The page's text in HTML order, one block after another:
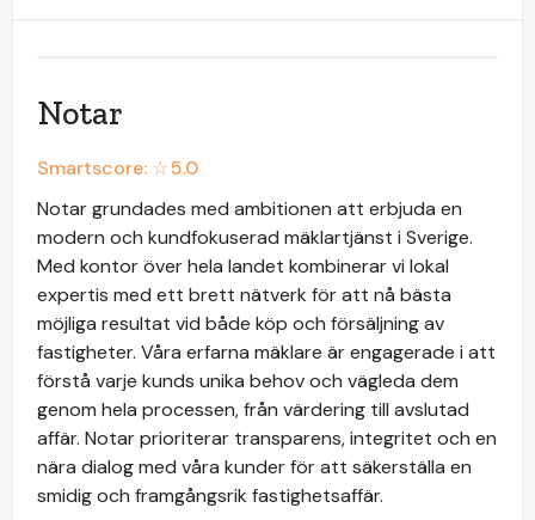
Notar
Smartscore: ☆5.0
Notar grundades med ambitionen att erbjuda en
modern och kundfokuserad mäklartjänst i Sverige.
Med kontor över hela landet kombinerar vi lokal
expertis med ett brett nätverk för att nå bästa
möjliga resultat vid både köp och försäljning av
fastigheter. Våra erfarna mäklare är engagerade i att
förstå varje kunds unika behov och vägleda dem
genom hela processen, från värdering till avslutad
affär. Notar prioriterar transparens, integritet och en
nära dialog med våra kunder för att säkerställa en
smidig och framgångsrik fastighetsaffär.